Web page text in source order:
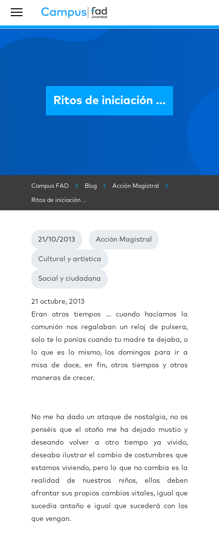
Ritos de iniciación …
Campus FAD Blog Acción Magistral
Ritos de iniciación …
21/10/2013 Acción Magistral
Cultural y artística
Social y ciudadana
21 octubre, 2013
Eran otros tiempos … cuando hacíamos la
comunión nos regalaban un reloj de pulsera,
solo te lo ponías cuando tu madre te dejaba, o
lo que es lo mismo, los domingos para ir a
misa de doce, en fin, otros tiempos y otras
maneras de crecer.
No me ha dado un ataque de nostalgia, no os
penséis que el otoño me ha dejado mustio y
deseando volver a otro tiempo ya vivido,
deseaba ilustrar el cambio de costumbres que
estamos viviendo, pero lo que no cambia es la
realidad de nuestros niños, ellos deben
afrontar sus propios cambios vitales, igual que
sucedía antaño e igual que sucederá con los
que vengan.